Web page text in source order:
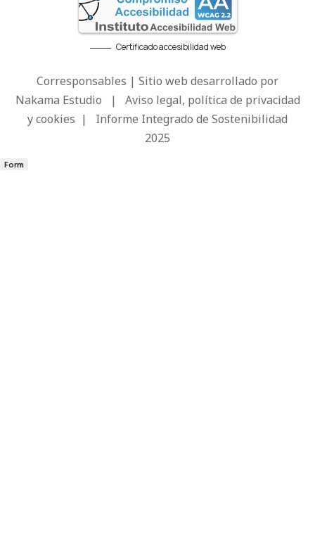
Certificado accesibilidad web
Corresponsables | Sitio web desarrollado por
Nakama Estudio | Aviso legal, política de privacidad
y cookies | Informe Integrado de Sostenibilidad
2025
Form